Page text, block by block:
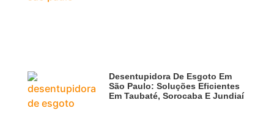
Desentupidora De Esgoto Em
São Paulo: Soluções Eficientes
Em Taubaté, Sorocaba E Jundiaí